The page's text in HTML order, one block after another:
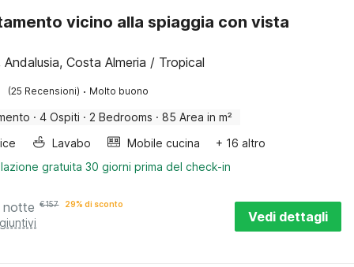
vicino alla spiaggia con vista
Andalusia, Costa Almeria / Tropical
(25 Recensioni) · Molto buono
· 4 Ospiti · 2 Bedrooms · 85 Area in m²
Lavabo Mobile cucina
+ 16 altro
gratuita 30 giorni prima del check-in
notte €157 29% di sconto
Vedi dettagli